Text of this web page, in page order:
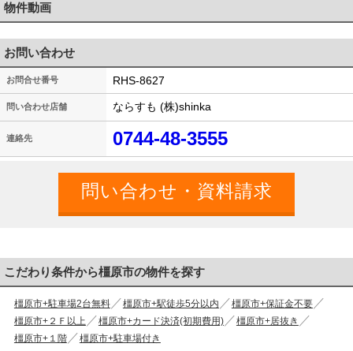
物件動画
お問い合わせ
お問合せ番号 RHS-8627
問い合わせ店舗 ならすも (株)shinka
連絡先 0744-48-3555
こだわり条件から橿原市の物件を探す
橿原市+駐車場2台無料 橿原市+駅徒歩5分以内
橿原市+保証金不要
橿原市+２Ｆ以上
橿原市+カード決済(初期費用)
橿原市+居抜き
橿原市+１階
橿原市+駐車場付き